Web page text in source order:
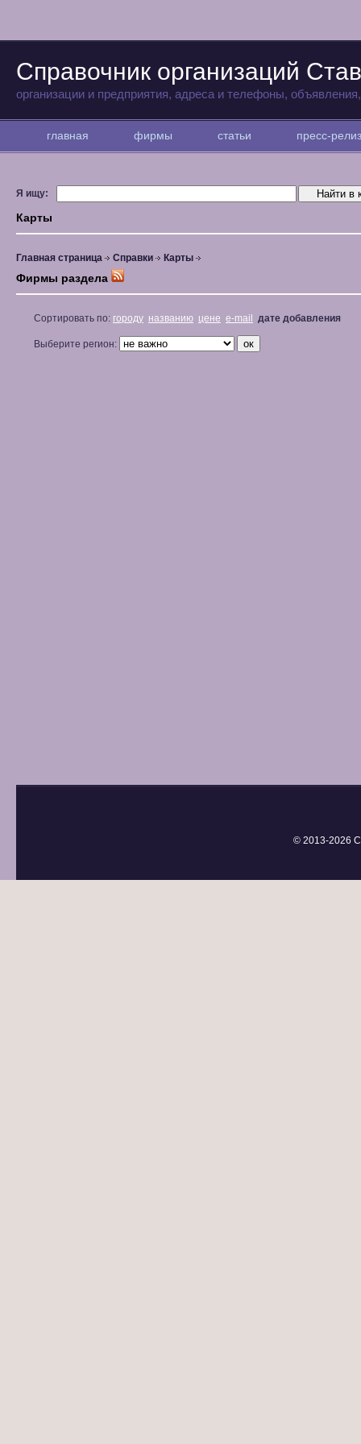
Справочник организаций
организации и предприятия, адреса и телефоны,
главная фирмы статьи пресс-
Я ищу:
Карты
Главная страница Справки Карты
Фирмы раздела
Сортировать по: городу названию цене e-mail дате добавления
Выберите регион:
© 2013-2026